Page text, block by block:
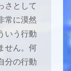
さとして
常に漠然
いう行動
せん。何
分の行動